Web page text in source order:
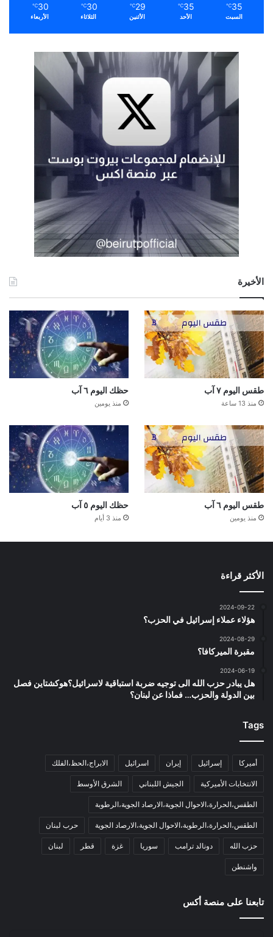
35
℃
السبت
35
℃
الأحد
29
℃
الأثنين
30
℃
الثلاثاء
30
℃
الأربعاء
الأخيرة
طقس اليوم ٧ آب
منذ 13 ساعة
حظك اليوم ٦ آب
منذ يومين
طقس اليوم ٦ آب
منذ يومين
حظك اليوم ٥ آب
منذ 3 أيام
الأكثر قراءة
2024-09-22
هؤلاء عملاء إسرائيل في الحزب؟
2024-08-29
مقبرة الميركافا؟
2024-06-19
هل يبادر حزب الله الى توجيه ضربة استباقية لاسرائيل؟هوكشتاين فصل
بين الدولة والحزب… فماذا عن لبنان؟
Tags
أميركا إسرائيل إيران اسرائيل الابراج،الحظ،الفلك
الانتخابات الأميركية الجيش اللبناني الشرق الأوسط
الطقس،الحرارة،الاحوال الجوية،الارصاد الجوية،الرطوبة
الطقس،الحرارة،الرطوبة،الاحوال الجوية،الارصاد الجوية حرب لبنان
حزب الله دونالد ترامب سوريا غزة قطر لبنان
واشنطن
تابعنا على منصة أكس